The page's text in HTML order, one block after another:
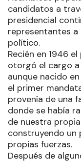
candidatos a
presidencial
representantes
político.
Recién en 1946
otorgó el cargo a
aunque nacido
el primer
provenía de una
donde se había
de nuestra
construyendo un
propias fuerzas.
Después de